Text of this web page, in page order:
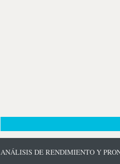
ANÁLISIS DE RENDIMIENTO Y